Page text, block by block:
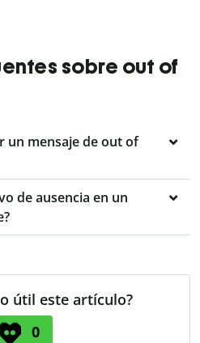
sobre out of
un mensaje de out of
de ausencia en un
útil este artículo?
0